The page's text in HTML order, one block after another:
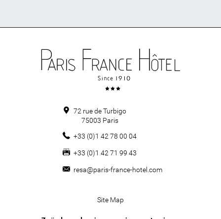
72 rue de Turbigo
75003 Paris
+33 (0)1 42 78 00 04
+33 (0)1 42 71 99 43
resa@paris-france-hotel.com
Site Map